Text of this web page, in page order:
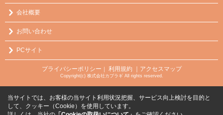
会社概要
お問い合わせ
PCサイト
プライバシーポリシー ｜ 利用規約 ｜アクセスマップ
Copyright(c) 株式会社カブラギ All rights reserved.
当サイトでは、お客様の当サイト利用状況把握、サービス向上検討を目的と
して、クッキー（Cookie）を使用しています。